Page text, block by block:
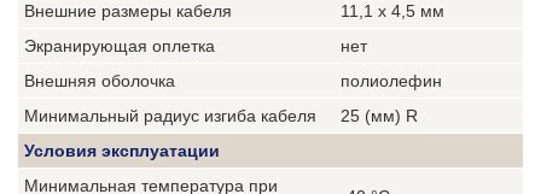
Внешние размеры кабеля
11,1 х 4,5 мм
Экранирующая оплетка
нет
Внешняя оболочка
полиолефин
Минимальный радиус изгиба кабеля
25 (мм) R
Условия эксплуатации
Минимальная температура при